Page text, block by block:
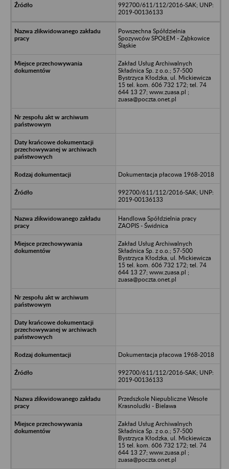
992700/611/112/2016-SAK; UNP:
2019-00136133
Powszechna Spółdzielnia
Spozywców SPOŁEM - Ząbkowice
Śląskie
Zakład Usług Archiwalnych
Składnica Sp. z o.o.; 57-500
Bystrzyca Kłodzka, ul. Mickiewicza
15 tel. kom. 606 732 172; tel. 74
644 13 27; www.zuasa.pl ;
zuasa@poczta.onet.pl
Dokumentacja płacowa 1968-2018
992700/611/112/2016-SAK; UNP:
2019-00136133
Handlowa Spółdzielnia pracy
ZAOPIS - Świdnica
Zakład Usług Archiwalnych
Składnica Sp. z o.o.; 57-500
Bystrzyca Kłodzka, ul. Mickiewicza
15 tel. kom. 606 732 172; tel. 74
644 13 27; www.zuasa.pl ;
zuasa@poczta.onet.pl
Dokumentacja płacowa 1968-2018
992700/611/112/2016-SAK; UNP:
2019-00136133
Przedszkole Niepubliczne Wesołe
Krasnoludki - Bielawa
Zakład Usług Archiwalnych
Składnica Sp. z o.o.; 57-500
Bystrzyca Kłodzka, ul. Mickiewicza
15 tel. kom. 606 732 172; tel. 74
644 13 27; www.zuasa.pl ;
zuasa@poczta.onet.pl